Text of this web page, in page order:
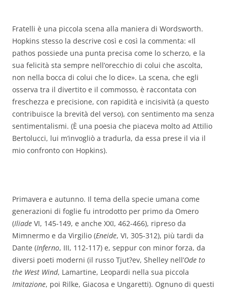
Fratelli è una piccola scena alla maniera di Wordsworth.
Hopkins stesso la descrive così e così la commenta: «Il
pathos possiede una punta precisa come lo scherzo, e la
sua felicità sta sempre nell’orecchio di colui che ascolta,
non nella bocca di colui che lo dice». La scena, che egli
osserva tra il divertito e il commosso, è raccontata con
freschezza e precisione, con rapidità e incisività (a questo
contribuisce la brevità del verso), con sentimento ma senza
sentimentalismi. (È una poesia che piaceva molto ad Attilio
Bertolucci, lui m’invogliò a tradurla, da essa prese il via il
mio confronto con Hopkins).
Primavera e autunno. Il tema della specie umana come
generazioni di foglie fu introdotto per primo da Omero
(Iliade VI, 145-149, e anche XXI, 462-466), ripreso da
Mimnermo e da Virgilio (Eneide, VI, 305-312), più tardi da
Dante (Inferno, III, 112-117) e, seppur con minor forza, da
diversi poeti moderni (il russo Tjut?ev, Shelley nell’Ode to
the West Wind, Lamartine, Leopardi nella sua piccola
Imitazione, poi Rilke, Giacosa e Ungaretti). Ognuno di questi